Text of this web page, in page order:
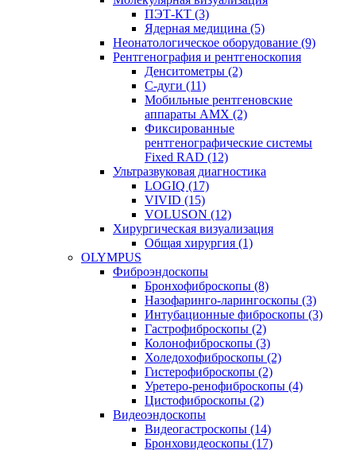
ПЭТ-КТ (3)
Ядерная медицина (5)
Неонатологическое оборудование (9)
Рентгенография и рентгеноскопия
Денситометры (2)
C-дуги (11)
Мобильные рентгеновские
аппараты AMX (2)
Фиксированные
рентгенографические системы
Fixed RAD (12)
Ультразвуковая диагностика
LOGIQ (17)
VIVID (15)
VOLUSON (12)
Хирургическая визуализация
Общая хирургия (1)
OLYMPUS
Фиброэндоскопы
Бронхофиброскопы (8)
Назофаринго-ларингоскопы (3)
Интубационные фиброскопы (3)
Гастрофиброскопы (2)
Колонофиброскопы (3)
Холедохофиброскопы (2)
Гистерофиброскопы (2)
Уретеро-ренофиброскопы (4)
Цистофиброскопы (2)
Видеоэндоскопы
Видеогастроскопы (14)
Бронховидеоскопы (17)